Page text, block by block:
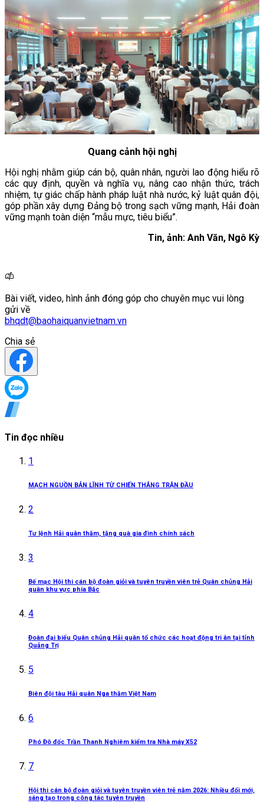
Quang cảnh hội nghị
Hội nghị nhằm giúp cán bộ, quân nhân, người lao động hiểu rõ
các quy định, quyền và nghĩa vụ, nâng cao nhận thức, trách
nhiệm, tự giác chấp hành pháp luật nhà nước, kỷ luật quân đội,
góp phần xây dựng Đảng bộ trong sạch vững mạnh, Hải đoàn
vững mạnh toàn diện “mẫu mực, tiêu biểu”.
Tin, ảnh: Anh Văn, Ngô Kỳ
Bài viết, video, hình ảnh đóng góp cho chuyên mục vui lòng
gửi về
bhqdt@baohaiquanvietnam.vn
Chia sẻ
Tin đọc nhiều
1
MẠCH NGUỒN BẢN LĨNH TỪ CHIẾN THẮNG TRẬN ĐẦU
2
Tư lệnh Hải quân thăm, tặng quà gia đình chính sách
3
Bế mạc Hội thi cán bộ đoàn giỏi và tuyên truyền viên trẻ Quân chủng Hải
quân khu vực phía Bắc
4
Đoàn đại biểu Quân chủng Hải quân tổ chức các hoạt động tri ân tại tỉnh
Quảng Trị
5
Biên đội tàu Hải quân Nga thăm Việt Nam
6
Phó Đô đốc Trần Thanh Nghiêm kiểm tra Nhà máy X52
7
Hội thi cán bộ đoàn giỏi và tuyên truyền viên trẻ năm 2026: Nhiều đổi mới,
sáng tạo trong công tác tuyên truyền